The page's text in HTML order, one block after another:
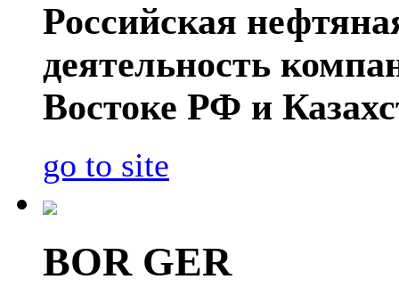
Российская
деятельность
Востоке РФ и
go to site
BOR GER